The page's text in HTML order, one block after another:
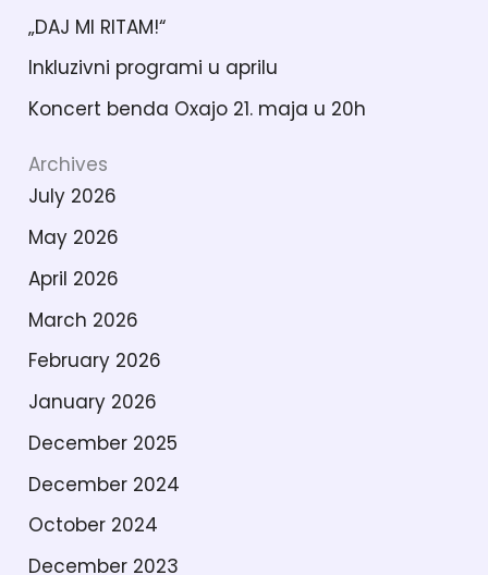
„DAJ MI RITAM!“
Inkluzivni programi u aprilu
Koncert benda Oxajo 21. maja u 20h
Archives
July 2026
May 2026
April 2026
March 2026
February 2026
January 2026
December 2025
December 2024
October 2024
December 2023